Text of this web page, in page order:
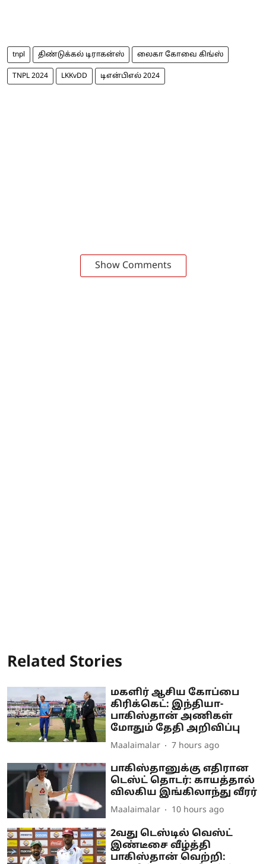
tnpl திண்டுக்கல் டிராகன்ஸ் லைகா கோவை கிங்ஸ்
TNPL 2024 LKKvDD டிஎன்பிஎல் 2024
Show Comments
Related Stories
மகளிர் ஆசிய கோப்பை
கிரிக்கெட்: இந்தியா-
பாகிஸ்தான் அணிகள்
மோதும் தேதி அறிவிப்பு
Maalaimalar 7 hours ago
பாகிஸ்தானுக்கு எதிரான
டெஸ்ட் தொடர்: காயத்தால்
விலகிய இங்கிலாந்து வீரர்
Maalaimalar 10 hours ago
2வது டெஸ்டில் வெஸ்ட்
இண்டீசை வீழ்த்தி
பாகிஸ்தான் வெற்றி: